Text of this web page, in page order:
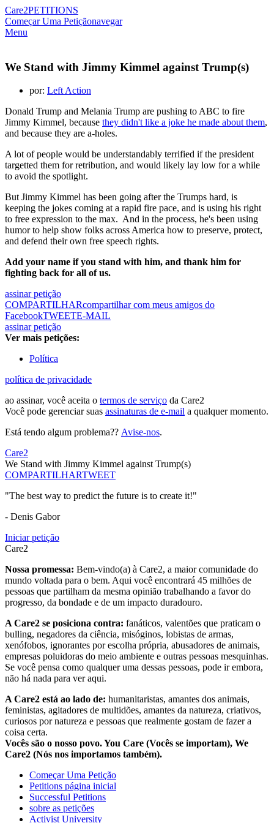
Care2PETITIONS
Começar Uma Petiçãonavegar
Menu
We Stand with Jimmy Kimmel against Trump(s)
por: Left Action
Donald Trump and Melania Trump are pushing to ABC to fire
Jimmy Kimmel, because they didn't like a joke he made about them,
and because they are a-holes.
A lot of people would be understandably terrified if the president
targetted them for retribution, and would likely lay low for a while
to avoid the spotlight.
But Jimmy Kimmel has been going after the Trumps hard, is
keeping the jokes coming at a rapid fire pace, and is using his right
to free expression to the max. And in the process, he's been using
humor to help show folks across America how to preserve, protect,
and defend their own free speech rights.
Add your name if you stand with him, and thank him for
fighting back for all of us.
assinar petição
COMPARTILHARcompartilhar com meus amigos do
FacebookTWEETE-MAIL
assinar petição
Ver mais petições:
Política
política de privacidade
ao assinar, você aceita o termos de serviço da Care2
Você pode gerenciar suas assinaturas de e-mail a qualquer momento.
Está tendo algum problema?? Avise-nos.
Care2
We Stand with Jimmy Kimmel against Trump(s)
COMPARTILHARTWEET
"The best way to predict the future is to create it!"
- Denis Gabor
Iniciar petição
Care2
Nossa promessa: Bem-vindo(a) à Care2, a maior comunidade do
mundo voltada para o bem. Aqui você encontrará 45 milhões de
pessoas que partilham da mesma opinião trabalhando a favor do
progresso, da bondade e de um impacto duradouro.
A Care2 se posiciona contra: fanáticos, valentões que praticam o
bulling, negadores da ciência, misóginos, lobistas de armas,
xenófobos, ignorantes por escolha própria, abusadores de animais,
empresas poluidoras do meio ambiente e outras pessoas mesquinhas.
Se você pensa como qualquer uma dessas pessoas, pode ir embora,
não há nada para ver aqui.
A Care2 está ao lado de: humanitaristas, amantes dos animais,
feministas, agitadores de multidões, amantes da natureza, criativos,
curiosos por natureza e pessoas que realmente gostam de fazer a
coisa certa.
Vocês são o nosso povo. You Care (Vocês se importam), We
Care2 (Nós nos importamos também).
Começar Uma Petição
Petitions página inicial
Successful Petitions
sobre as petições
Activist University